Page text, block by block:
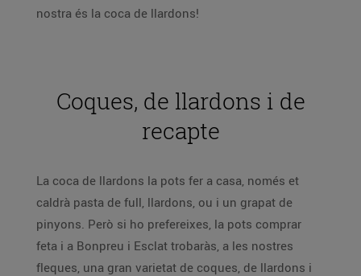
nostra és la coca de llardons!
Coques, de llardons i de
recapte
La coca de llardons la pots fer a casa, només et
caldrà pasta de full, llardons, ou i un grapat de
pinyons. Però si ho prefereixes, la pots comprar
feta i a Bonpreu i Esclat trobaràs, a les nostres
fleques, una gran varietat de coques, de llardons i